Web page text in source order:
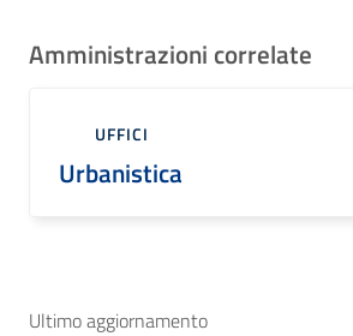
Amministrazioni correlate
UFFICI
Urbanistica
Ultimo aggiornamento